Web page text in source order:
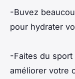
-Buvez
pour hydrater
-Faites du
améliorer votre